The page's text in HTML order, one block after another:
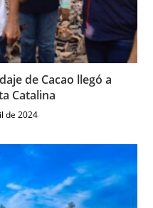
de Cacao llegó a
Catalina
de 2024